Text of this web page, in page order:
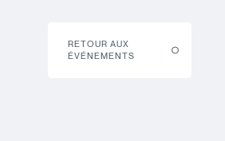
RETOUR AUX
ÉVÉNEMENTS